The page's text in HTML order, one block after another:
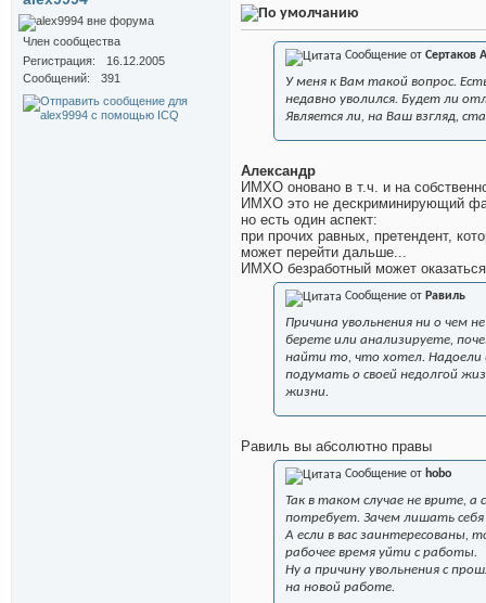
Член сообщества
Регистрация
16.12.2005
Сообщений
391
Сообщение от Сертаков
У меня к Вам такой вопрос.
недавно уволился. Будет ли
Является ли, на Ваш взгляд,
Александр
ИМХО оновано в т.ч. и на
ИМХО это не дескриминирующий
но есть один аспект:
при прочих равных, претендент,
может перейти дальше...
ИМХО безработный может
Сообщение от Равиль
Причина увольнения ни о чем
берете или анализируете,
найти то, что хотел. Надоели
подумать о своей недолгой
жизни.
Равиль вы абсолютно правы
Сообщение от hobo
Так в таком случае не врите, а
потребует. Зачем лишать
А если в вас заинтересованы,
рабочее время уйти с работы.
Ну а причину увольнения с
на новой работе.